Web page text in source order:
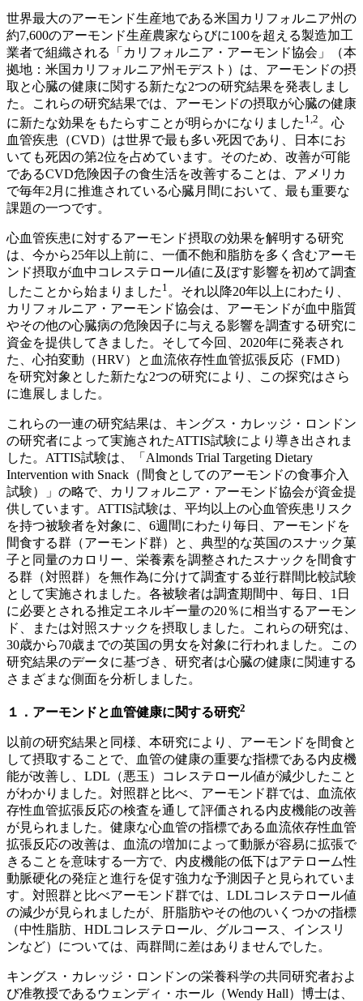
世界最大のアーモンド生産地である米国カリフォルニア州の
約7,600のアーモンド生産農家ならびに100を超える製造加工
業者で組織される「カリフォルニア・アーモンド協会」（本
拠地：米国カリフォルニア州モデスト）は、アーモンドの摂
取と心臓の健康に関する新たな2つの研究結果を発表しまし
た。これらの研究結果では、アーモンドの摂取が心臓の健康
に新たな効果をもたらすことが明らかになりました 1,2 。心
血管疾患（CVD）は世界で最も多い死因であり、日本にお
いても死因の第2位を占めています。そのため、改善が可能
であるCVD危険因子の食生活を改善することは、アメリカ
で毎年2月に推進されている心臓月間において、最も重要な
課題の一つです。
心血管疾患に対するアーモンド摂取の効果を解明する研究
は、今から25年以上前に、一価不飽和脂肪を多く含むアーモ
ンド摂取が血中コレステロール値に及ぼす影響を初めて調査
したことから始まりました 1 。それ以降20年以上にわたり、
カリフォルニア・アーモンド協会は、アーモンドが血中脂質
やその他の心臓病の危険因子に与える影響を調査する研究に
資金を提供してきました。そして今回、2020年に発表され
た、心拍変動（HRV）と血流依存性血管拡張反応（FMD）
を研究対象とした新たな2つの研究により、この探究はさら
に進展しました。
これらの一連の研究結果は、キングス・カレッジ・ロンドン
の研究者によって実施されたATTIS試験により導き出されま
した。ATTIS試験は、「Almonds Trial Targeting Dietary
Intervention with Snack（間食としてのアーモンドの食事介入
試験）」の略で、カリフォルニア・アーモンド協会が資金提
供しています。ATTIS試験は、平均以上の心血管疾患リスク
を持つ被験者を対象に、6週間にわたり毎日、アーモンドを
間食する群（アーモンド群）と、典型的な英国のスナック菓
子と同量のカロリー、栄養素を調整されたスナックを間食す
る群（対照群）を無作為に分けて調査する並行群間比較試験
として実施されました。各被験者は調査期間中、毎日、1日
に必要とされる推定エネルギー量の20％に相当するアーモン
ド、または対照スナックを摂取しました。これらの研究は、
30歳から70歳までの英国の男女を対象に行われました。この
研究結果のデータに基づき、研究者は心臓の健康に関連する
さまざまな側面を分析しました。
１．アーモンドと血管健康に関する研究2
以前の研究結果と同様、本研究により、アーモンドを間食と
して摂取することで、血管の健康の重要な指標である内皮機
能が改善し、LDL（悪玉）コレステロール値が減少したこと
がわかりました。対照群と比べ、アーモンド群では、血流依
存性血管拡張反応の検査を通して評価される内皮機能の改善
が見られました。健康な心血管の指標である血流依存性血管
拡張反応の改善は、血流の増加によって動脈が容易に拡張で
きることを意味する一方で、内皮機能の低下はアテローム性
動脈硬化の発症と進行を促す強力な予測因子と見られていま
す。対照群と比べアーモンド群では、LDLコレステロール値
の減少が見られましたが、肝脂肪やその他のいくつかの指標
（中性脂肪、HDLコレステロール、グルコース、インスリ
ンなど）については、両群間に差はありませんでした。
キングス・カレッジ・ロンドンの栄養科学の共同研究者およ
び准教授であるウェンディ・ホール（Wendy Hall）博士は、